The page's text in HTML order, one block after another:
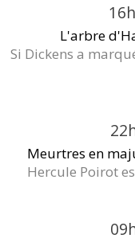
L'arbre
Si Dickens a
Meurtres en
Hercule Poirot